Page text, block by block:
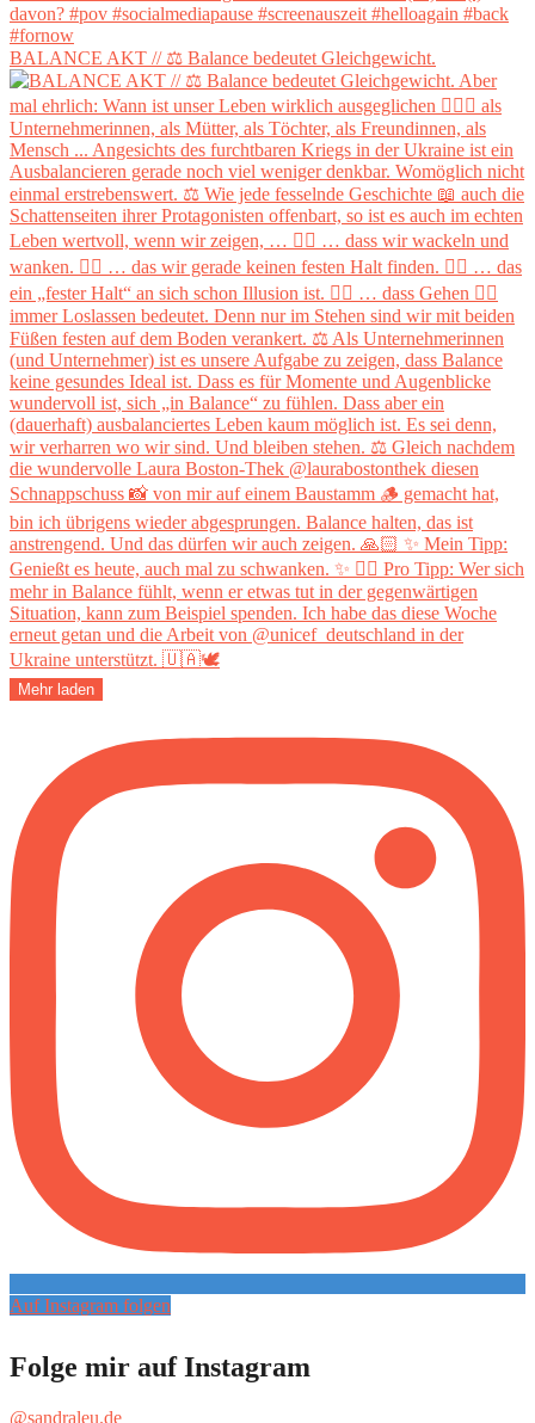
BALANCE AKT // ⚖️ Balance bedeutet Gleichgewicht.
Mehr laden
Auf Instagram folgen
Folge mir auf Instagram
@sandraleu.de